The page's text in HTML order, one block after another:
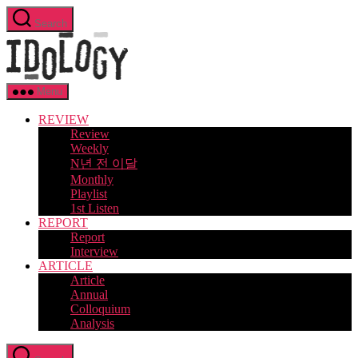
Skip
to
the
content
Search
Menu
REVIEW
Review
Weekly
N년 전 이달
Monthly
Playlist
1st Listen
REPORT
Report
Interview
ARTICLE
Article
Annual
Colloquium
Analysis